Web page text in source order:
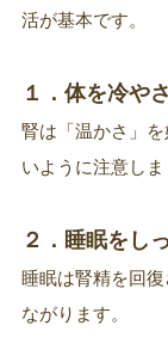
活が基本です。
１．体を冷や
腎は「温かさ」
いように注意しま
２．睡眠をし
睡眠は腎精を回
ながります。